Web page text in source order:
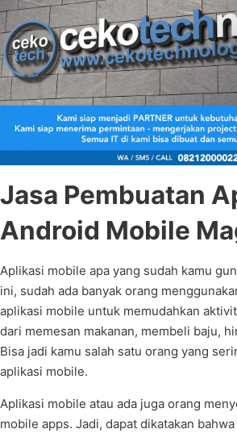
Jasa Pembuatan
Android Mobile
Aplikasi mobile apa yang sudah kamu
ini, sudah ada banyak orang
aplikasi mobile untuk memudahkan
dari memesan makanan, membeli baju,
Bisa jadi kamu salah satu orang yang
aplikasi mobile.
Aplikasi mobile atau ada juga orang
mobile apps. Jadi, dapat dikatakan